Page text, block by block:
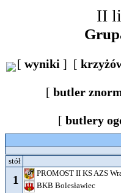
II
[ wyniki ] [
[ butler
[ butlery
stół
1
PROMOST II KS AZS
BKB Bolesławiec